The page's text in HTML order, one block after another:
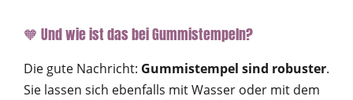
🧡 Und wie ist das bei Gummistempeln?
Die gute Nachricht: Gummistempel sind robuster.
Sie lassen sich ebenfalls mit Wasser oder mit dem